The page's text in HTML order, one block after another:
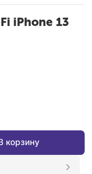
iPhone 13
корзину